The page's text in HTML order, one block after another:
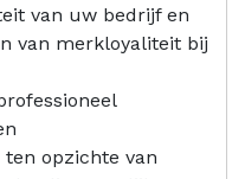
van uw bedrijf en
van merkloyaliteit bij
opzichte van